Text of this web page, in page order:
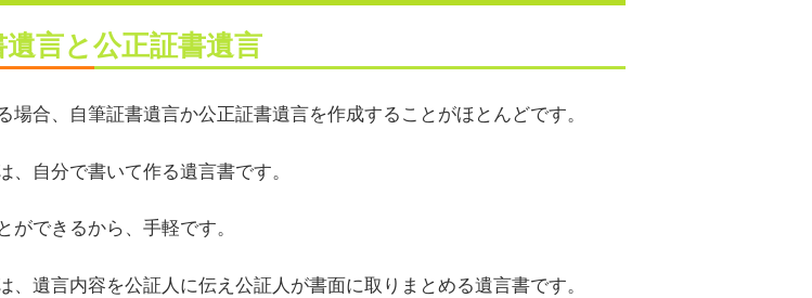
言と公正証書遺言
場合、自筆証書遺言か公正証書遺言を作成することがほとんどです。
、自分で書いて作る遺言書です。
ができるから、手軽です。
、遺言内容を公証人に伝え公証人が書面に取りまとめる遺言書です。